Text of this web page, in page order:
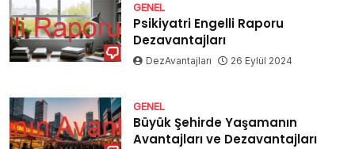
GENEL
Psikiyatri Engelli Raporu
Dezavantajları
DezAvantajları 26 Eylül 2024
GENEL
Büyük Şehirde Yaşamanın
Avantajları ve Dezavantajları